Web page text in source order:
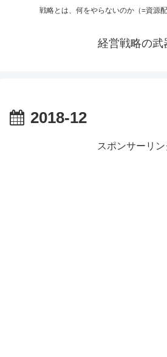
戦略とは、何をやらないのか（=資源
経営戦略の武
2018-12
スポンサーリン